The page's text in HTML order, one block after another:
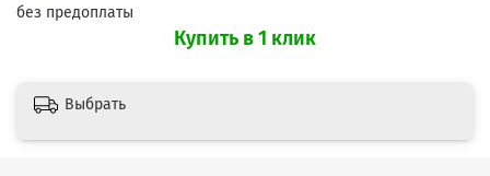
без предоплаты
Купить в 1 клик
Выбрать